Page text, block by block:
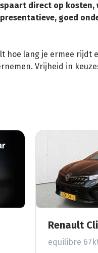
direct op
goed
hoe lang je ermee rijdt
Vrijheid in
Renault
equilibre